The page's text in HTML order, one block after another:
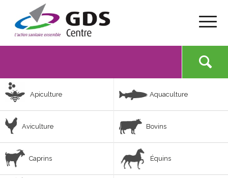
Apiculture Aquaculture
Aviculture Bovins
Caprins Équins